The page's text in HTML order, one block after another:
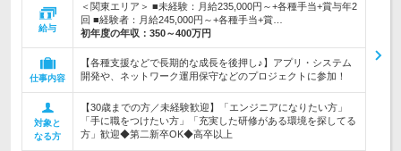
給与
＜関東エリア＞ ■未経験：月給235,000円～+各種手当+賞与年2
回 ■経験者：月給245,000円～+各種手当+賞…
初年度の年収： 350～400万円
仕事内容
【各種支援などで長期的な成長を後押し♪】アプリ・システム
開発や、ネットワーク運用保守などのプロジェクトに参加！
対象と
なる方
【30歳までの方／未経験歓迎】「エンジニアになりたい方」
「手に職をつけたい方」「充実した研修がある環境を探してる
方」歓迎◆第二新卒OK◆高卒以上